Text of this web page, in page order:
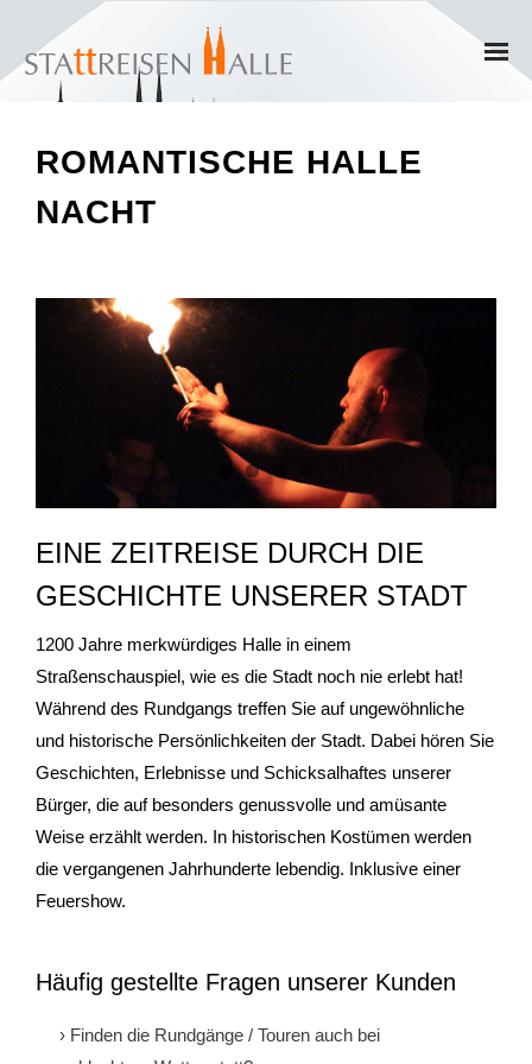
- Private Gruppen
- Firmengruppen
- Kinder und Jugendliche
Führungen & Rundgänge
- Stadtrundfahrten
- Stadtrundgänge
- Kinder & Schulklassen
- Kulinarische Stadtführungen
- Ausflüge & Touren
- Firmenangebote
- Weihnachtsangebote
ROMANTISCHE HALLE
NACHT
EINE ZEITREISE DURCH DIE
GESCHICHTE UNSERER STADT
1200 Jahre merkwürdiges Halle in einem
Straßenschauspiel, wie es die Stadt noch nie erlebt hat!
Während des Rundgangs treffen Sie auf ungewöhnliche
und historische Persönlichkeiten der Stadt. Dabei hören Sie
Geschichten, Erlebnisse und Schicksalhaftes unserer
Bürger, die auf besonders genussvolle und amüsante
Weise erzählt werden. In historischen Kostümen werden
die vergangenen Jahrhunderte lebendig. Inklusive einer
Feuershow.
Häufig gestellte Fragen unserer Kunden
› Finden die Rundgänge / Touren auch bei